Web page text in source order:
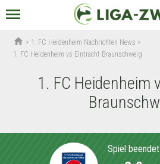
menu
home > 1. FC Heidenheim Nachrichten News >
1. FC Heidenheim vs Eintracht Braunschweig
1. FC Heidenheim
Spiel beendet